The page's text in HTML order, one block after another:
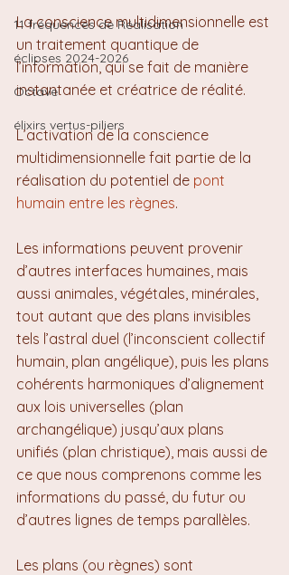
11 fréquences de Réalisation
éclipses 2024-2026
Octave
élixirs vertus-piliers
La conscience multidimensionnelle est
un traitement quantique de
l’information, qui se fait de manière
instantanée et créatrice de réalité.
L’activation de la conscience
multidimensionnelle fait partie de la
réalisation du potentiel de pont
humain entre les règnes.
Les informations peuvent provenir
d’autres interfaces humaines, mais
aussi animales, végétales, minérales,
tout autant que des plans invisibles
tels l’astral duel (l’inconscient collectif
humain, plan angélique), puis les plans
cohérents harmoniques d’alignement
aux lois universelles (plan
archangélique) jusqu’aux plans
unifiés (plan christique), mais aussi de
ce que nous comprenons comme les
informations du passé, du futur ou
d’autres lignes de temps parallèles.
Les plans (ou règnes) sont